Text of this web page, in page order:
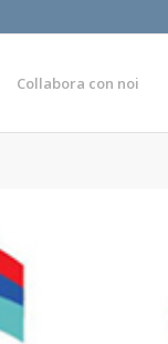
Collabora con noi